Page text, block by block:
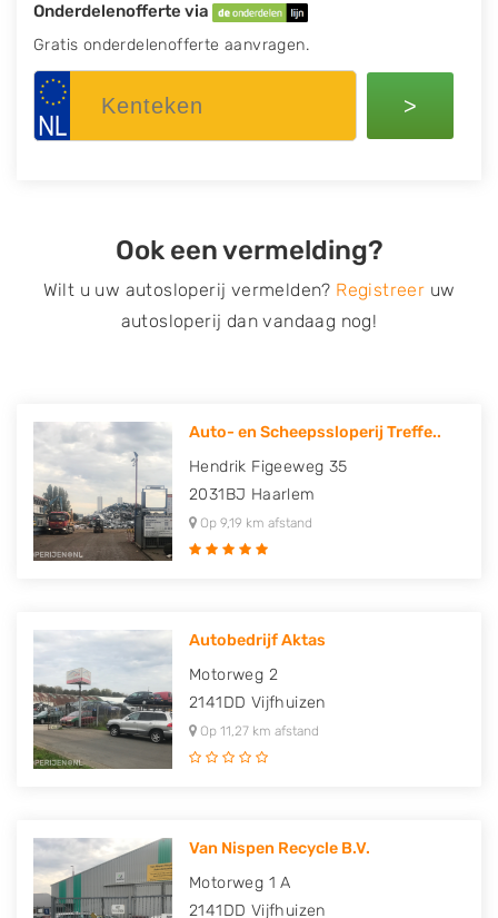
Onderdelenofferte via
Gratis onderdelenofferte aanvragen.
>
Ook een vermelding?
Wilt u uw autosloperij vermelden? Registreer uw
autosloperij dan vandaag nog!
Auto- en Scheepssloperij Treffe..
Hendrik Figeeweg 35
2031BJ Haarlem
Op 9,19 km afstand
Autobedrijf Aktas
Motorweg 2
2141DD Vijfhuizen
Op 11,27 km afstand
Van Nispen Recycle B.V.
Motorweg 1 A
2141DD Vijfhuizen